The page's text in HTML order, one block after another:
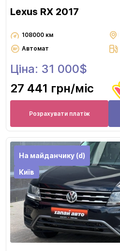
Lexus RX 2017
108000 км
Автомат
Ціна: 31 000$
27 441 грн/міс
Розрахувати платіж
На майданчику (d)
Київ